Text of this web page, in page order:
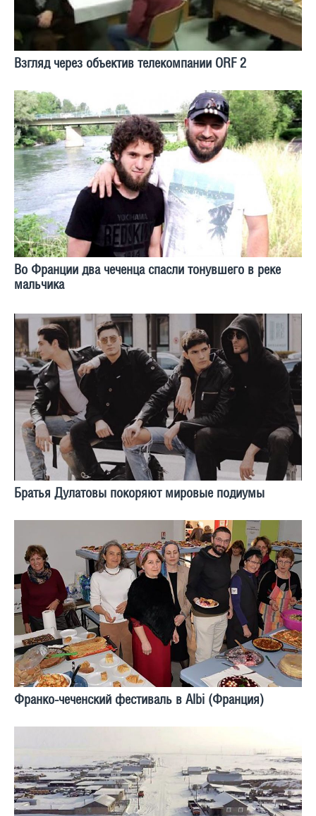
Взгляд через объектив телекомпании ORF 2
Во Франции два чеченца спасли тонувшего в реке
мальчика
Братья Дулатовы покоряют мировые подиумы
Франко-чеченский фестиваль в Albi (Франция)